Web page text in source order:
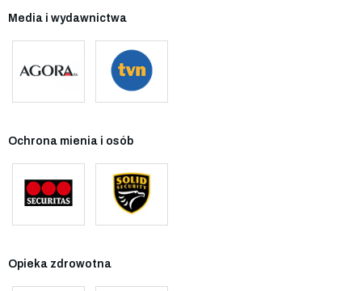
Media i wydawnictwa
Ochrona mienia i osób
Opieka zdrowotna